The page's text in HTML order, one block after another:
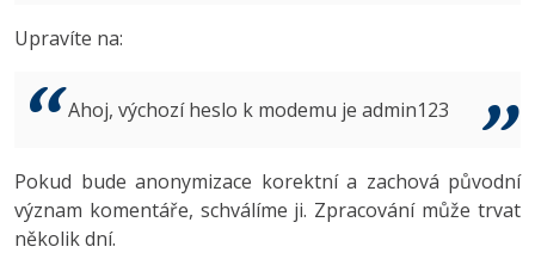
Best practices
Copywriter
WordPress specialista
Algoritmy -41%
Umělá inteligence (AI) -10%
Windows
Fórum
Upravíte na:
Ahoj, výchozí heslo k modemu je admin123
Pokud bude anonymizace korektní a zachová původní
význam komentáře, schválíme ji. Zpracování může trvat
několik dní.